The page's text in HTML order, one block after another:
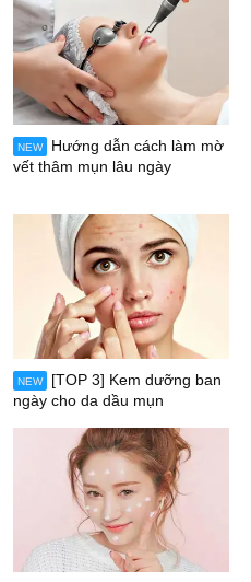
NEW
Hướng dẫn cách làm mờ
vết thâm mụn lâu ngày
NEW
[TOP 3] Kem dưỡng ban
ngày cho da dầu mụn